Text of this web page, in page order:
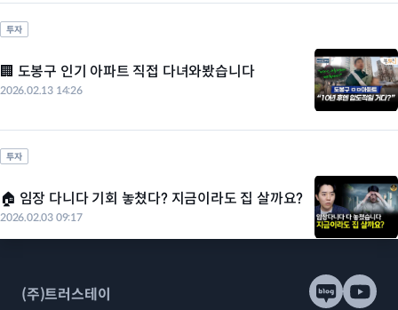
투자
🏢 도봉구 인기 아파트 직접 다녀와봤습니다
2026.02.13 14:26
투자
🏠 임장 다니다 기회 놓쳤다? 지금이라도 집 살까요?
2026.02.03 09:17
(주)트러스테이